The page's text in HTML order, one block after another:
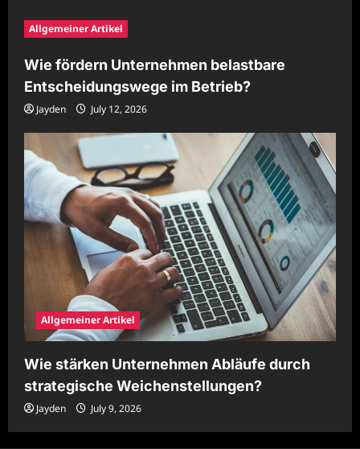
Allgemeiner Artikel
Wie fördern Unternehmen belastbare
Entscheidungswege im Betrieb?
Jayden July 12, 2026
Allgemeiner Artikel
Wie stärken Unternehmen Abläufe durch
strategische Weichenstellungen?
Jayden July 9, 2026